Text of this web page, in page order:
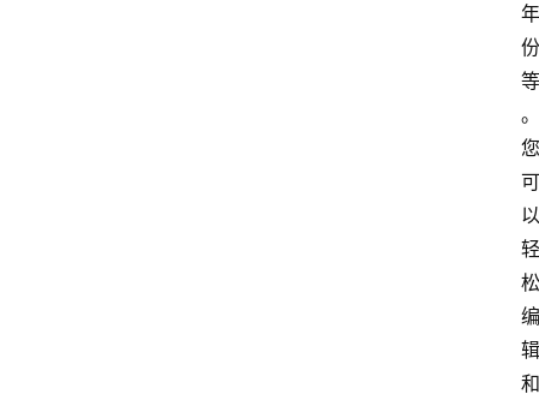
年
份
等
。
您
可
以
轻
松
编
辑
和